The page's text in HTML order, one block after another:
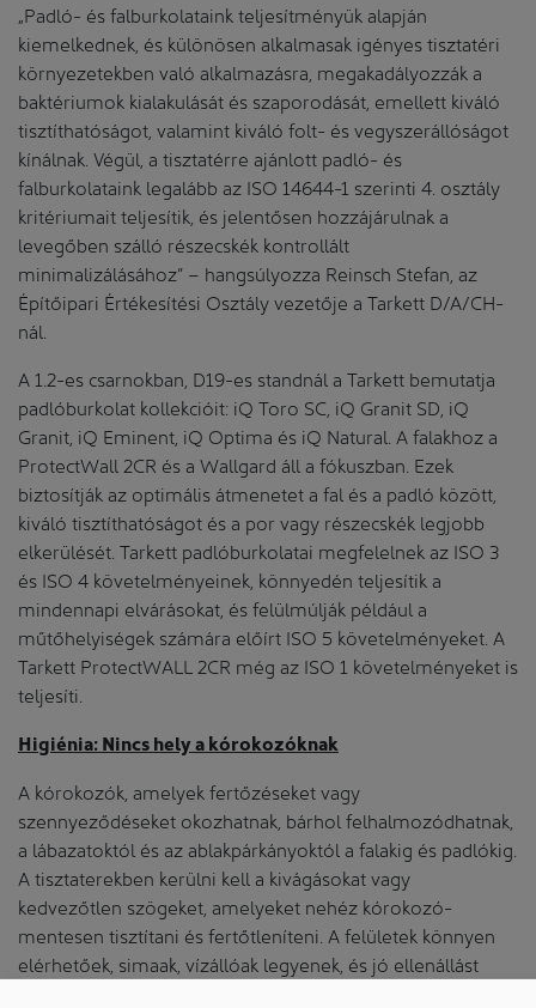
„Padló- és falburkolataink teljesítményük alapján
kiemelkednek, és különösen alkalmasak igényes tisztatéri
környezetekben való alkalmazásra, megakadályozzák a
baktériumok kialakulását és szaporodását, emellett kiváló
tisztíthatóságot, valamint kiváló folt- és vegyszerállóságot
kínálnak. Végül, a tisztatérre ajánlott padló- és
falburkolataink legalább az ISO 14644-1 szerinti 4. osztály
kritériumait teljesítik, és jelentősen hozzájárulnak a
levegőben szálló részecskék kontrollált
minimalizálásához” – hangsúlyozza Reinsch Stefan, az
Építőipari Értékesítési Osztály vezetője a Tarkett D/A/CH-
nál.
A 1.2-es csarnokban, D19-es standnál a Tarkett bemutatja
padlóburkolat kollekcióit: iQ Toro SC, iQ Granit SD, iQ
Granit, iQ Eminent, iQ Optima és iQ Natural. A falakhoz a
ProtectWall 2CR és a Wallgard áll a fókuszban. Ezek
biztosítják az optimális átmenetet a fal és a padló között,
kiváló tisztíthatóságot és a por vagy részecskék legjobb
elkerülését. Tarkett padlóburkolatai megfelelnek az ISO 3
és ISO 4 követelményeinek, könnyedén teljesítik a
mindennapi elvárásokat, és felülmúlják például a
műtőhelyiségek számára előírt ISO 5 követelményeket. A
Tarkett ProtectWALL 2CR még az ISO 1 követelményeket is
teljesíti.
Higiénia: Nincs hely a kórokozóknak
A kórokozók, amelyek fertőzéseket vagy
szennyeződéseket okozhatnak, bárhol felhalmozódhatnak,
a lábazatoktól és az ablakpárkányoktól a falakig és padlókig.
A tisztaterekben kerülni kell a kivágásokat vagy
kedvezőtlen szögeket, amelyeket nehéz kórokozó-
mentesen tisztítani és fertőtleníteni. A felületek könnyen
elérhetőek, simaak, vízállóak legyenek, és jó ellenállást